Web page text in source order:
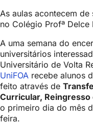
As aulas acontecem de
no Colégio Profª
A uma semana do
universitários
Universitário de Volta
UniFOA recebe alunos
feito através de
Curricular,
o primeiro dia do mês
feira.